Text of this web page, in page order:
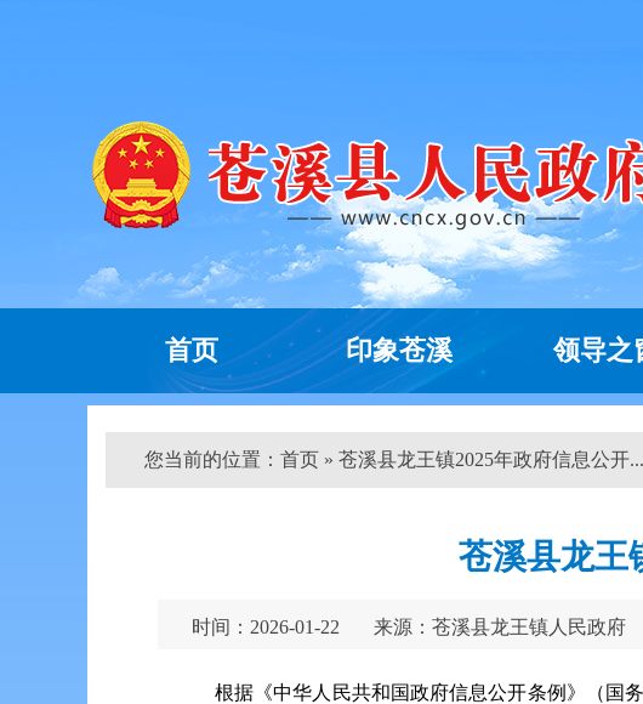
首页 印象苍溪 领导之
您当前的位置： 首页 » 苍溪县龙王镇2025年政府信息公开
苍溪县龙王
时间：2026-01-22 来源：苍溪县龙王镇人民政府
根据《中华人民共和国政府信息公开条例》（国